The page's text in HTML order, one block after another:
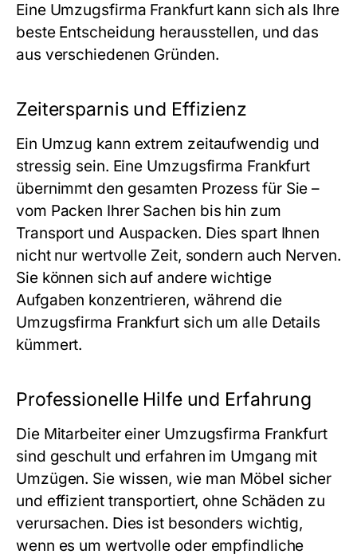
Eine Umzugsfirma Frankfurt kann sich als Ihre
beste Entscheidung herausstellen, und das
aus verschiedenen Gründen.
Zeitersparnis und Effizienz
Ein Umzug kann extrem zeitaufwendig und
stressig sein. Eine Umzugsfirma Frankfurt
übernimmt den gesamten Prozess für Sie –
vom Packen Ihrer Sachen bis hin zum
Transport und Auspacken. Dies spart Ihnen
nicht nur wertvolle Zeit, sondern auch Nerven.
Sie können sich auf andere wichtige
Aufgaben konzentrieren, während die
Umzugsfirma Frankfurt sich um alle Details
kümmert.
Professionelle Hilfe und Erfahrung
Die Mitarbeiter einer Umzugsfirma Frankfurt
sind geschult und erfahren im Umgang mit
Umzügen. Sie wissen, wie man Möbel sicher
und effizient transportiert, ohne Schäden zu
verursachen. Dies ist besonders wichtig,
wenn es um wertvolle oder empfindliche